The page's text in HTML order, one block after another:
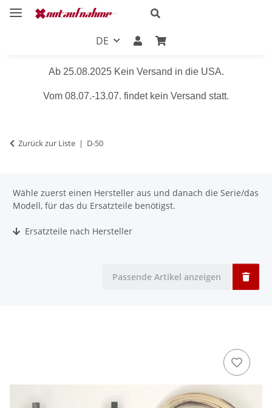
DE
Ab 25.08.2025 Kein Versand in die USA.
Vom 08.07.-13.07. findet kein Versand statt.
Zurück zur Liste D-50
Wähle zuerst einen Hersteller aus und danach die Serie/das
Modell, für das du Ersatzteile benötigst.
Ersatzteile nach Hersteller
Passende Artikel anzeigen